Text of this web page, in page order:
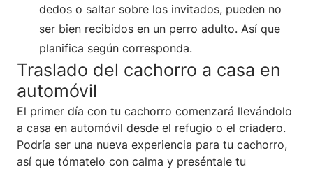
dedos o saltar sobre los invitados, pueden no
ser bien recibidos en un perro adulto. Así que
planifica según corresponda.
Traslado del cachorro a casa en
automóvil
El primer día con tu cachorro comenzará llevándolo
a casa en automóvil desde el refugio o el criadero.
Podría ser una nueva experiencia para tu cachorro,
así que tómatelo con calma y preséntale tu